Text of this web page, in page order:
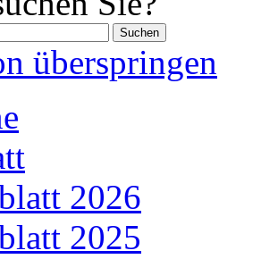
überspringen
2026
2025